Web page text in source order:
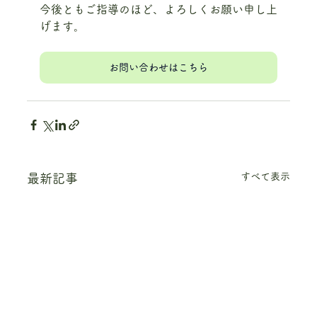
今後ともご指導のほど、よろしくお願い申し上
げます。
お問い合わせはこちら
最新記事 すべて表示